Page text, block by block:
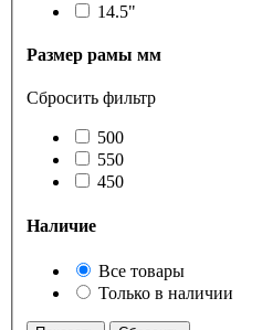
14.5"
Размер рамы мм
Сбросить фильтр
500
550
450
Наличие
Все товары
Только в наличии